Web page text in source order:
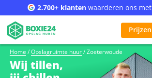
2.700+ klanten waarderen ons met
Prijzen
Home / Opslagruimte huur/ Zoeterwoude
Wij tillen,